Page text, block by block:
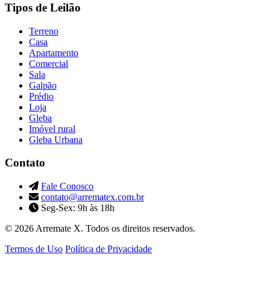
Tipos de Leilão
Terreno
Casa
Apartamento
Comercial
Sala
Galpão
Prédio
Loja
Gleba
Imóvel rural
Gleba Urbana
Contato
Fale Conosco
contato@arrematex.com.br
Seg-Sex: 9h às 18h
© 2026 Arremate X. Todos os direitos reservados.
Termos de Uso Política de Privacidade